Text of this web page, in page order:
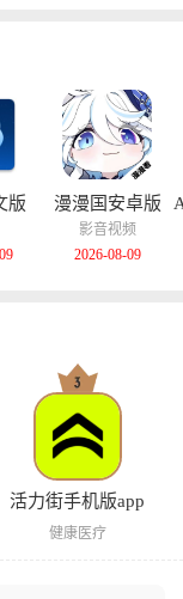
版 漫漫国安卓版
影音视频
2026-08-09
活力街手机版app
健康医疗